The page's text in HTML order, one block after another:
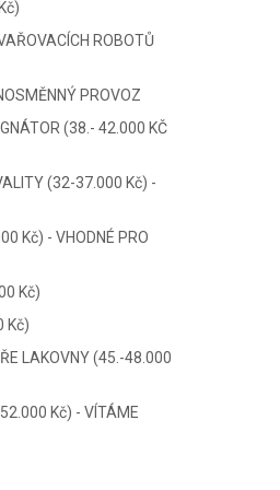
ROBOTŮ
PROVOZ
(38.- 42.000 KČ
(32-37.000 Kč) -
Kč) - VHODNÉ PRO
Kč)
Kč)
LAKOVNY (45.-48.000
Kč) - VÍTÁME